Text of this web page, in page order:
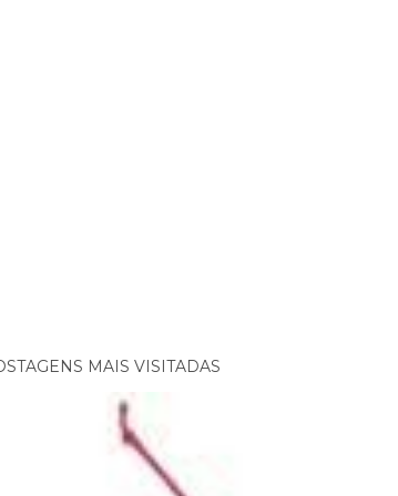
MAIS VISITADAS